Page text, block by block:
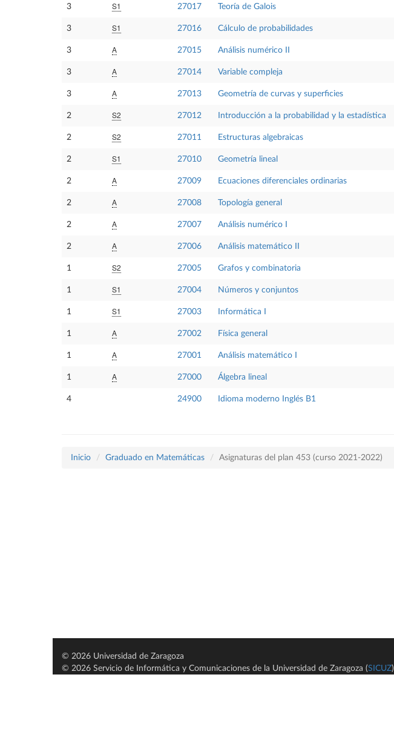
3 S1 27017 Teoría de Galois
3 S1 27016 Cálculo de probabilidades
3 A 27015 Análisis numérico II
3 A 27014 Variable compleja
3 A 27013 Geometría de curvas y superficies
2 S2 27012 Introducción a la probabilidad y la estadística
2 S2 27011 Estructuras algebraicas
2 S1 27010 Geometría lineal
2 A 27009 Ecuaciones diferenciales ordinarias
2 A 27008 Topología general
2 A 27007 Análisis numérico I
2 A 27006 Análisis matemático II
1 S2 27005 Grafos y combinatoria
1 S1 27004 Números y conjuntos
1 S1 27003 Informática I
1 A 27002 Física general
1 A 27001 Análisis matemático I
1 A 27000 Álgebra lineal
4 24900 Idioma moderno Inglés B1
Inicio Graduado en Matemáticas Asignaturas del plan 453 (curso 2021-2022)
© 2026 Universidad de Zaragoza
© 2026 Servicio de Informática y Comunicaciones de la Universidad de Zaragoza (SICUZ)